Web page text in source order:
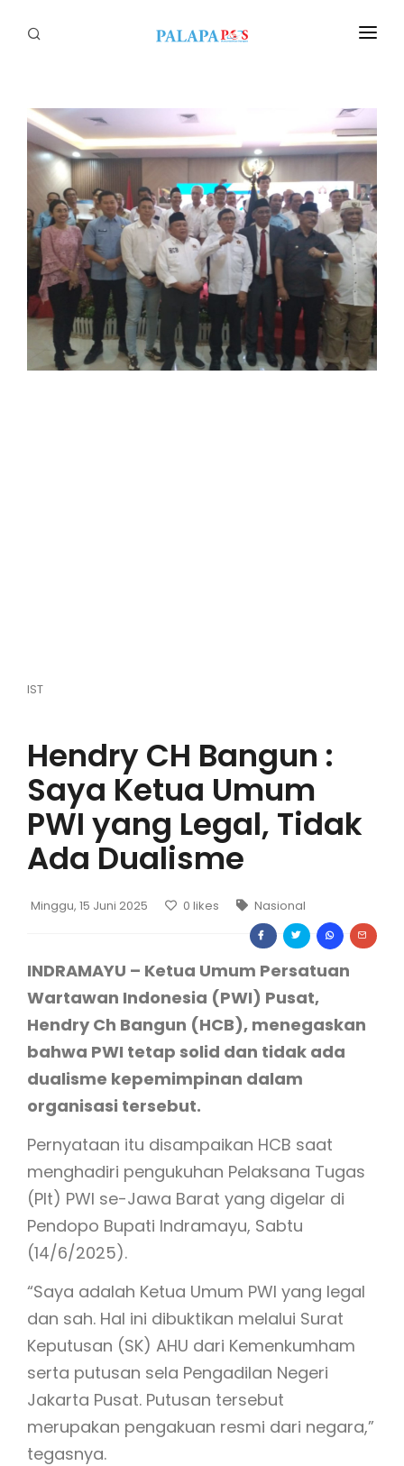
Politik
Nasional
Sumatera
Tapanuli
Nusantara
Megapolitan
Hukum
IST
Hendry CH Bangun :
Saya Ketua Umum
PWI yang Legal, Tidak
Ada Dualisme
Minggu, 15 Juni 2025 0 likes Nasional
INDRAMAYU – Ketua Umum Persatuan
Wartawan Indonesia (PWI) Pusat,
Hendry Ch Bangun (HCB), menegaskan
bahwa PWI tetap solid dan tidak ada
dualisme kepemimpinan dalam
organisasi tersebut.
Pernyataan itu disampaikan HCB saat
menghadiri pengukuhan Pelaksana Tugas
(Plt) PWI se-Jawa Barat yang digelar di
Pendopo Bupati Indramayu, Sabtu
(14/6/2025).
“Saya adalah Ketua Umum PWI yang legal
dan sah. Hal ini dibuktikan melalui Surat
Keputusan (SK) AHU dari Kemenkumham
serta putusan sela Pengadilan Negeri
Jakarta Pusat. Putusan tersebut
merupakan pengakuan resmi dari negara,”
tegasnya.